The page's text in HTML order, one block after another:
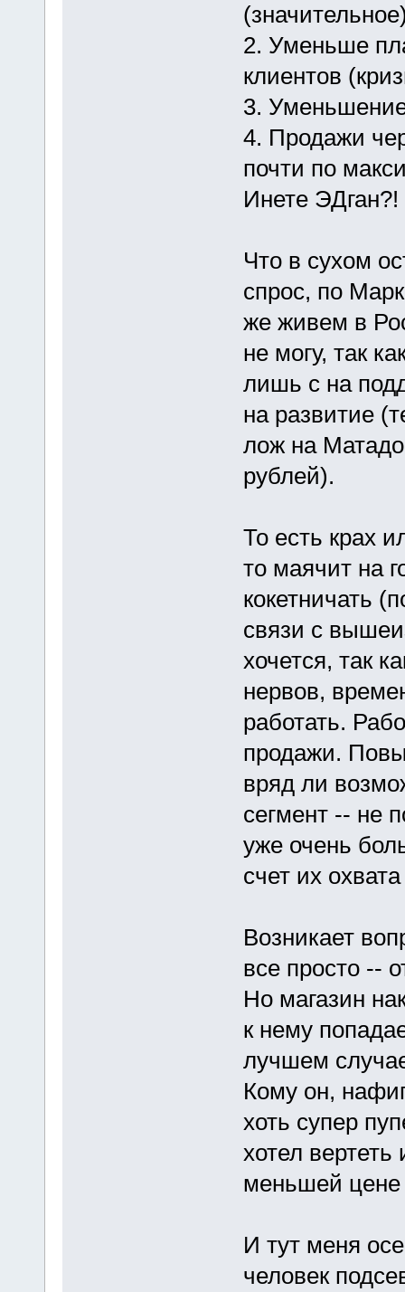
2. Уменьше
клиентов
3.
4. Продажи
почти по
Инете ЭДган?!
Что в сухом
спрос, по
же живем в
не могу, так
лишь с на
на развитие
лож на
рублей).
То есть крах
то маячит на
кокетничать
связи с
хочется, так
нервов,
работать.
продажи.
вряд ли
сегмент -- не
уже очень
счет их
Возникает
все просто --
Но магазин
к нему
лучшем
Кому он,
хоть супер
хотел
меньшей цене
И тут меня
человек